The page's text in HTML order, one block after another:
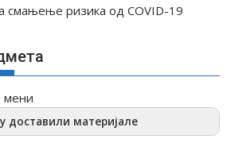
смањење ризика од COVID-19
мени
доставили материјале